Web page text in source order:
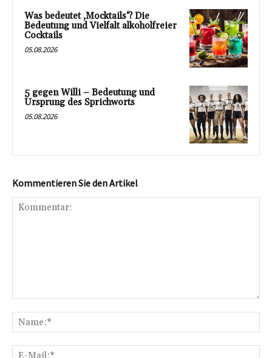
Was bedeutet ‚Mocktails‘? Die
Bedeutung und Vielfalt alkoholfreier
Cocktails
05.08.2026
5 gegen Willi – Bedeutung und
Ursprung des Sprichworts
05.08.2026
Kommentieren Sie den Artikel